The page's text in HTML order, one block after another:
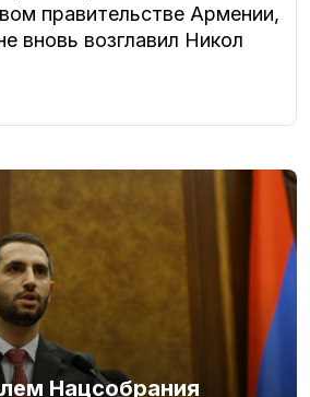
правительстве Армении,
вновь возглавил Никол
Нацсобрания